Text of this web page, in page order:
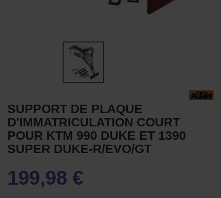
SUPPORT DE PLAQUE
D'IMMATRICULATION COURT
POUR KTM 990 DUKE ET 1390
SUPER DUKE-R/EVO/GT
199,98 €